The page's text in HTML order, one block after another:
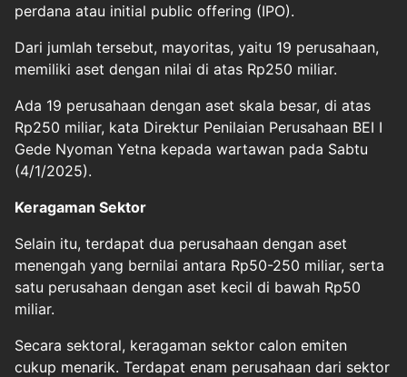
perdana atau initial public offering (IPO).
Dari jumlah tersebut, mayoritas, yaitu 19 perusahaan,
memiliki aset dengan nilai di atas Rp250 miliar.
Ada 19 perusahaan dengan aset skala besar, di atas
Rp250 miliar, kata Direktur Penilaian Perusahaan BEI I
Gede Nyoman Yetna kepada wartawan pada Sabtu
(4/1/2025).
Keragaman Sektor
Selain itu, terdapat dua perusahaan dengan aset
menengah yang bernilai antara Rp50-250 miliar, serta
satu perusahaan dengan aset kecil di bawah Rp50
miliar.
Secara sektoral, keragaman sektor calon emiten
cukup menarik. Terdapat enam perusahaan dari sektor